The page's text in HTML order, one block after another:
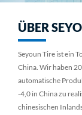
ÜBER
Seyoun Tire ist ein
China. Wir haben
automatische
-4,0 in China zu
chinesischen